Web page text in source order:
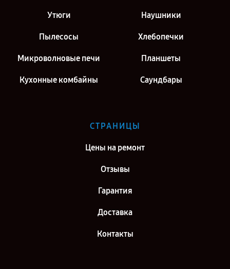
Утюги Наушники
Пылесосы Хлебопечки
Микроволновые печи Планшеты
Кухонные комбайны Саундбары
СТРАНИЦЫ
Цены на ремонт
Отзывы
Гарантия
Доставка
Контакты